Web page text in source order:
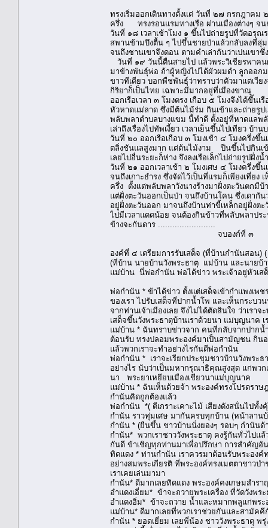
ทรงเริ่มออกเดินทางตั้งแต่ วันที่ ๒๗ กรกฎาค
ครึ่ง ทรงรอนแรมทางเรือ ผ่านเมืองต่างๆ จน
วันที่ ๑๘ เวลาเช้าโมง ๑ ขึ้นไปถ่ายรูปที่วัดอรุณ
สพานข้ามบึงตื้น ๆ ไปขึ้นชายป่าแล้วกลับลงที่ลุ่ม
จนถึงชานเขาจึงดอน ตามคำเล่ากันว่าเปนเข
วันที่ ๑๙ วันนี้ตื่นสายไป แล้วพระวิเชียรพาค
มาข้างพันธุ์พ่อ ถ้าผู้หญิงไปได้ผัวผมดำ ลูกออก
ขาวทีเดียว บอกพืชพันธุ์ว่าทราบว่าตัวมาแต่เวี
กิริยาก็เป็นไทย เฉพาะมีมากอยู่ที่เมืองขาณุ
ออกเรือเวลา ๓ โมงตรง เกือบ ๕ โมงจึงได้ขึ้น
หัวหาดแม่ลาด ซึ่งมีต้นไม้ร่ม กินเข้าและถ่ายรูป
พลับพลาตำบลบางแขม นี้ทำดี ตั้งอยู่ที่หาดแลพ
เล่าถึงเรื่องไปทัพเงี้ยว เวลาเย็นขึ้นไปเทียว บ้
วันที่ ๒๐ ออกเรือเกือบ ๓ โมงเช้า ๔ โมงครึ่งขึ้
ตลิ่งชันแลสูงมาก แต่ต้นไม้งาม ปีนขึ้นไปกินเข้
เลยไปอื่นระยะก็ห่าง จึงลงเรือเล็กไปถ่ายรูปฝั่
วันที่ ๒๑ ออกเวลาเช้า ๒ โมงเศษ ๔ โมงครึ่งขึ้
จนถึงเกาะธำรง ซึ่งจัดไว้เป็นที่แรมก็เพียงเที่ย
ครึ่ง ตั้งแต่พลับพลาวังนางร้างมาฝั่งตะวันตกมี
แต่ฝั่งตะวันออกเป็นป่า จนถึงบ้านโคน ซึ่งเดากั
อยู่ฝั่งตะวันออก มาจนถึงบ้านท่าขี้เหล็กอยู่ฝั่งต
ไปมีเวลาแดดน้อย จนต้องกินข้าวที่พลับพลาปร
ข้างจะกันดาร ........................
จบองก์ที่ ๓
องค์ที่ ๔ เตรียมการรับเสด็จ (ที่บ้านกำนันสอน)
(ที่บ้าน นายบ้านวังพระธาตุ แม่บ้าน และนายบ้
แม่บ้าน นี่พ่อกำนัน พ่อได้ข่าว พระเจ้าอยู่หัวเส
พ่อกำนัน * ข้าได้ข่าว ตั้งแต่เสด็จเข้ากำแพงเพช
ของเรา ไปรับเสด็จที่ปากน้ำโพ และเห็นกระบ
จากท่านเจ้าเมืองเลย จึงไม่ได้ตัดสินใจ ว่าเรา
เสด็จขึ้นวังพระธาตุบ้านเราด้วยนา แม่บุญนาค เ
แม่บ้าน * ฉันทราบข่าวจาก คนที่กลับจากปากน้
ต้อนรับ ทรงปลอมพระองค์มาเป็นสามัญชน กินอ
แล้วพวกเราจะทำอย่างไรกันดีพ่อกำนัน
พ่อกำนัน * เราจะเรียกประชุมชาวบ้านวังพระธ
อย่างไร นับว่าเป็นมหากรุณาธิคุณสูงสุด แก่พวก
นา พระยาเหยียบเมืองเชียวนาแม่บุญนาค
แม่บ้าน * ฉันเห็นด้วยจ้า พระองค์ทรงโปรดรา
กำนันคิดถูกต้องแล้ว
พ่อกำนัน *( ตีเกราะเคาะไม้ เสียงดังสนั่นไป
กำนัน ราวทุ่มเศษ มากันครบทุกบ้าน (หน้าลาน
กำนัน * (ยืนขึ้น ชาวบ้านนั่งยองๆ รอบๆ กำนัน
กำนัน* พวกเราชาววังพระธาตุ คงรู้กันทั่วไปแล้
กันดี ข้าเชิญทุกท่านมาเพื่อปรึกษา การสำคัญอั
ทิดแดง * ท่านกำนัน เราควรมาต้อนรับพระองค์
อย่างสมพระเกียรติ ที่พระองค์ทรงเมตตาชาวป่
เราเคยเล่นมามา
กำนัน* ดีมากเลยทิดแดง พระองค์คงเกษมสำ
อำแดงเอี่ยม* ข้าจะถวายพระเครื่อง ที่วัดวังพ
อำแดงอิ่ม* ข้าจะถวาย น้ำและหมากพลูแก่พระ
แม่บ้าน* ดีมากเลยที่พวกเราช่วยกันและสามัค
กำนัน * ยอดเยี่ยม เลยพี่น้อง ชาววังพระธาตุ พ